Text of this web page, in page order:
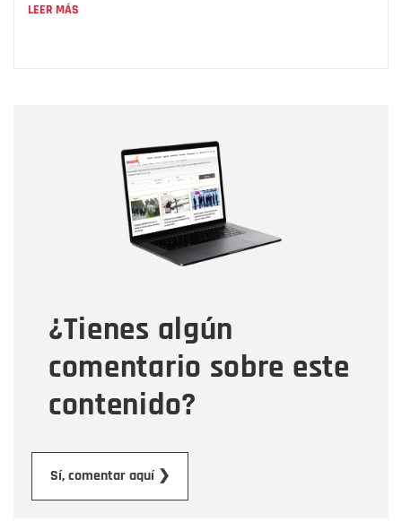
LEER MÁS
¿Tienes algún
comentario sobre este
contenido?
Sí, comentar aquí ❯
Correo electrónico
Tipo de comentario
Mensaje